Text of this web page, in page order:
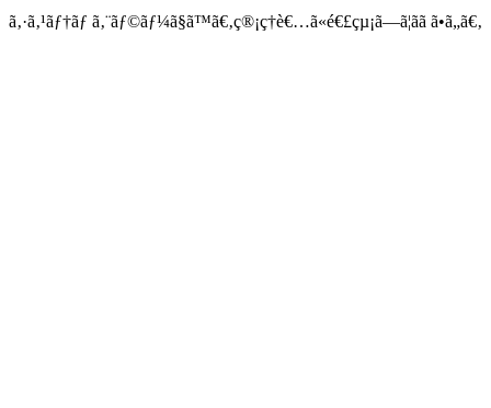
ã‚·ã‚¹ãƒ†ãƒ ã‚¨ãƒ©ãƒ¼ã§ã™ã€‚ç®¡ç†è€…ã«é€£çµ¡ã—ã¦ãã ã•ã„ã€‚